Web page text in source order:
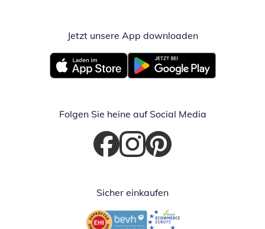
Jetzt unsere App downloadenÖffnet in
Öffnet in neuem FensterÖffnet in neuem Fenster
Folgen Sie heine auf Social Media
Öffnet in neuem Fenster
Öffnet in neuem Fenster
Öffnet in neuem Fenster
Sicher einkaufen